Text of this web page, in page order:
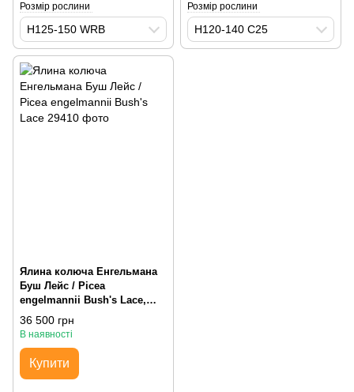
Розмір рослини
H125-150 WRB
Розмір рослини
H120-140 С25
Ялина колюча Енгельмана
Буш Лейс / Picea
engelmannii Bush's Lace,
H300-325 М400, плакуча
36 500 грн
В наявності
Купити